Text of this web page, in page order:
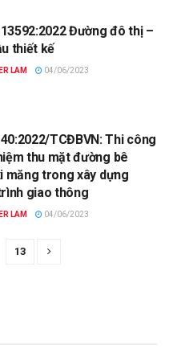
Đường đô thị –
thiết kế
LAM 04/06/2023
TCĐBVN: Thi công
thu mặt đường bê
măng trong xây dựng
giao thông
LAM 04/06/2023
13